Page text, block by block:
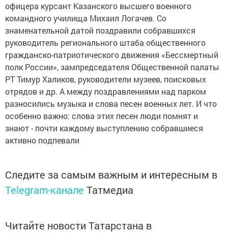
офицера курсант Казанского высшего военного
командного училища Михаил Логачев. Со
знаменательной датой поздравили собравшихся
руководитель регионального штаба общественного
гражданско-патриотического движения «Бессмертный
полк России», зампредседателя Общественной палаты
РТ Тимур Халиков, руководители музеев, поисковых
отрядов и др. А между поздравлениями над парком
разносились музыка и слова песен военных лет. И что
особенно важно: слова этих песен люди помнят и
знают - почти каждому выступлению собравшиеся
активно подпевали
Следите за самым важным и интересным в
Telegram-канале Татмедиа
Читайте новости Татарстана в